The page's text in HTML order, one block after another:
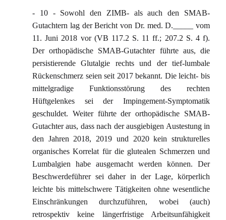
- 10 - Sowohl den ZIMB- als auch den SMAB-
Gutachtern lag der Bericht von Dr. med. D._____ vom
11. Juni 2018 vor (VB 117.2 S. 11 ff.; 207.2 S. 4 f).
Der orthopädische SMAB-Gutachter führte aus, die
persistierende Glutalgie rechts und der tief-lumbale
Rückenschmerz seien seit 2017 bekannt. Die leicht- bis
mittelgradige Funktionsstörung des rechten
Hüftgelenkes sei der Impingement-Symptomatik
geschuldet. Weiter führte der orthopädische SMAB-
Gutachter aus, dass nach der ausgiebigen Austestung in
den Jahren 2018, 2019 und 2020 kein strukturelles
organisches Korrelat für die glutealen Schmerzen und
Lumbalgien habe ausgemacht werden können. Der
Beschwerdeführer sei daher in der Lage, körperlich
leichte bis mittelschwere Tätigkeiten ohne wesentliche
Einschränkungen durchzuführen, wobei (auch)
retrospektiv keine längerfristige Arbeitsunfähigkeit